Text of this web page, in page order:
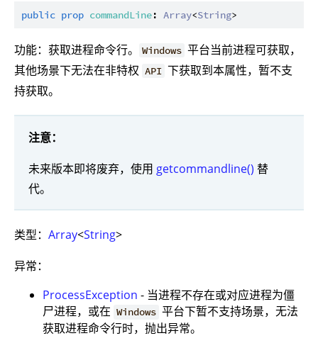
public prop commandLine: Array<String
功能：获取进程命令行。 Windows 平台当前进程可获取，
其他场景下无法在非特权 API 下获取到本属性，暂不支
持获取。
注意：
未来版本即将废弃，使用 getcommandline() 替
代。
类型： Array<String>
异常：
ProcessException - 当进程不存在或对应进程为僵
尸进程，或在 Windows 平台下暂不支持场景，无法
获取进程命令行时，抛出异常。